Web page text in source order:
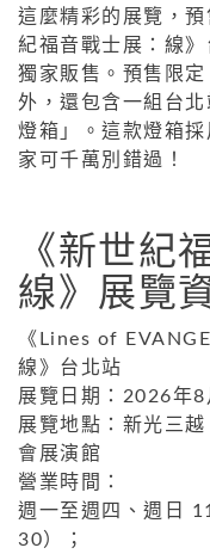
這麼精彩的展覽，
紀福音戰士展：線
獨家販售。預售限
外，還包含一組台
燈箱」。這款燈箱
家可千萬別錯過！
《新世紀
線》展覽
《Lines of
線》台北站
展覽日期：2026年
展覽地點：新光三
會展演館
營業時間：
週一至週四、週日
30）；